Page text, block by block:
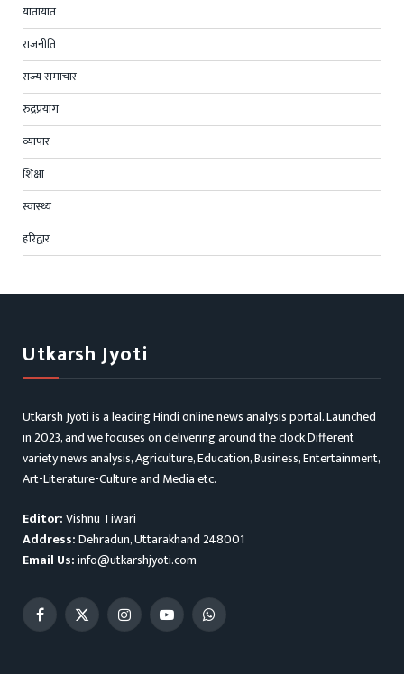
यातायात
राजनीति
राज्य समाचार
रुद्रप्रयाग
व्यापार
शिक्षा
स्वास्थ्य
हरिद्वार
Utkarsh Jyoti
Utkarsh Jyoti is a leading Hindi online news analysis portal. Launched
in 2023, and we focuses on delivering around the clock Different
variety news analysis, Agriculture, Education, Business, Entertainment,
Art-Literature-Culture and Media etc.
Editor:Vishnu Tiwari
Address:Dehradun, Uttarakhand 248001
Email Us:info@utkarshjyoti.com
Facebook
X
InstagramYouTubeWhatsApp